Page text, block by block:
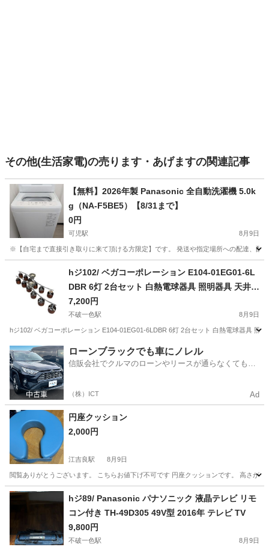
その他(生活家電)の売ります・あげますの関連記事
【無料】2026年製 Panasonic 全自動洗濯機 5.0k
g（NA-F5BE5）【8/31まで】
0円
可児駅 8月9日
※​【自宅まで直接引き取りに来て頂ける方限定】です。 発送や指定場所への配達、配
可児駅 生活家電
hジ102/ ベガコーポレーション E104-01EG01-6L
DBR 6灯 2台セット 白熱電球器具 照明器具 天井照
明 シーリングライト シャンデリア インテリア リ
ビング ダイニング 100V 360W 家電 住宅設備 店舗
7,200円
不破一色駅 8月9日
hジ102/ ベガコーポレーション E104-01EG01-6LDBR 6灯 2台セット 白熱電球器具 照
岐阜 羽島市 不破一色駅 生活家電 ベガコーポレーション
ローンブラックでも車にノレル
信販会社でクルマのローンやリースが通らなくてもク
（株）ICT Ad
円座クッション
2,000円
江吉良駅 8月9日
閲覧ありがとうございます。 こちらお値下げ不可です 円座クッションです。 高さが
岐阜 羽島市 江吉良駅 一宮市 玉野駅
hジ89/ Panasonic パナソニック 液晶テレビ リモ
コン付き TH-49D305 49V型 2016年 テレビ TV
9,800円
不破一色駅 8月9日